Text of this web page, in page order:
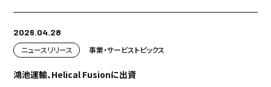
2026.04.28
ニュースリリース
事業・サービストピックス
鴻池運輸、Helical Fusionに出資